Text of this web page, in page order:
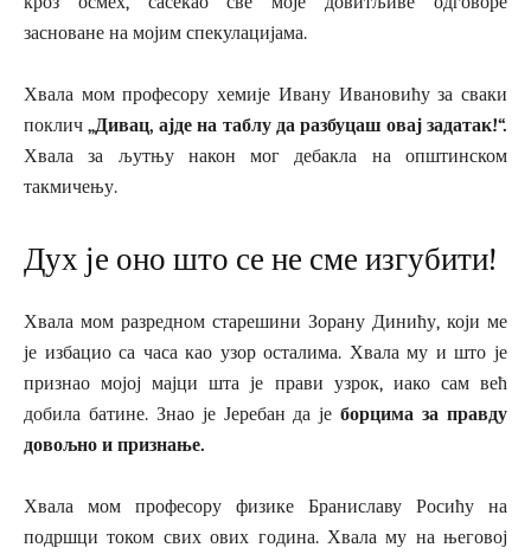
засноване на мојим спекулацијама.
Хвала мом професору хемије Ивану Ивановићу за сваки
поклич„Дивац, ајде на таблу да разбуцаш овај задатак!“.
Хвала за љутњу након мог дебакла на општинском
такмичењу.
Дух је оно што се не сме изгубити!
Хвала мом разредном старешини Зорану Динићу, који ме
је избацио са часа као узор осталима. Хвала му и што је
признао мојој мајци шта је прави узрок, иако сам већ
добила батине. Знао је Јеребан да јеборцима за правду
довољно и признање.
Хвала мом професору физике Браниславу Росићу на
подршци током свих ових година. Хвала му на његовој